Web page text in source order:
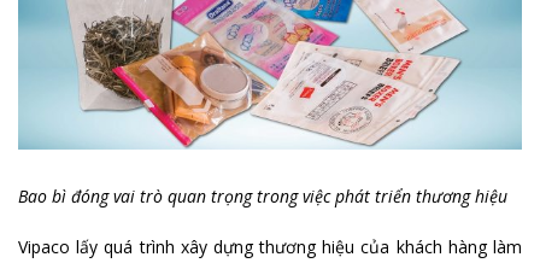
Bao bì đóng vai trò quan trọng trong việc phát triển thương hiệu
Vipaco lấy quá trình xây dựng thương hiệu của khách hàng làm